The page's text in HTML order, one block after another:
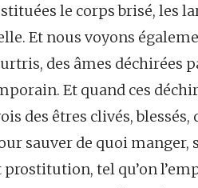
le corps brisé, les
Et nous voyons
des âmes déchirées
Et quand ces
des êtres clivés,
sauver de quoi
prostitution, tel qu’on